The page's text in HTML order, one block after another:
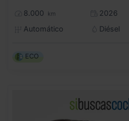
8.000 km
2026
Automático
Diésel
ECO